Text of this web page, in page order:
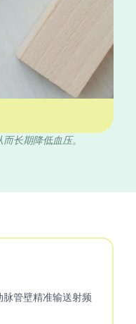
长期降低血压。
管壁精准输送射频